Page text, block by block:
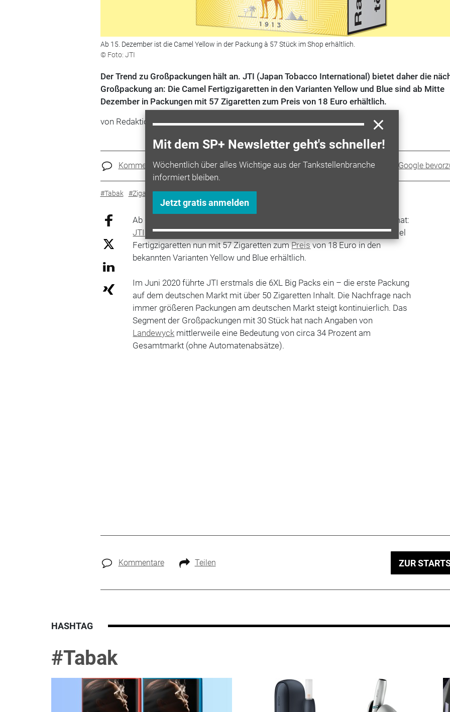
Ab 15. Dezember ist die Camel Yellow in der Packung à 57 Stück im Shop erhältlich.
© Foto: JTI
Der Trend zu Großpackungen hält an. JTI (Japan Tobacco International) bietet daher die
Großpackung an: Die Camel Fertigzigaretten in den Varianten Yellow und Blue sind ab Mitte
Dezember in Packungen mit 57 Zigaretten zum Preis von 18 Euro erhältlich.
von Redaktion Sprit+
Kommentare Teilen Sprit+ bei Google
#Tabak #Zigarette #Shop #JTI
Mit dem SP+ Newsletter geht's schneller!
Wöchentlich über alles Wichtige aus der Tankstellenbranche
informiert bleiben.
Jetzt gratis anmelden
Ab dem 15. Dezember gibt es noch mehr Camel Zigaretten im Großformat:
JTI
hat sein Angebot an Großpackungen ausgebaut und so sind die Camel
Fertigzigaretten nun mit 57 Zigaretten zumPreisvon 18 Euro in den
bekannten Varianten Yellow und Blue erhältlich.
Im Juni 2020 führte JTI erstmals die 6XL Big Packs ein – die erste Packung
auf dem deutschen Markt mit über 50 Zigaretten Inhalt. Die Nachfrage nach
immer größeren Packungen am deutschen Markt steigt kontinuierlich. Das
Segment der Großpackungen mit 30 Stück hat nach Angaben von
Landewyck mittlerweile eine Bedeutung von circa 34 Prozent am
Gesamtmarkt (ohne Automatenabsätze).
Kommentare Teilen ZUR
HASHTAG
#Tabak